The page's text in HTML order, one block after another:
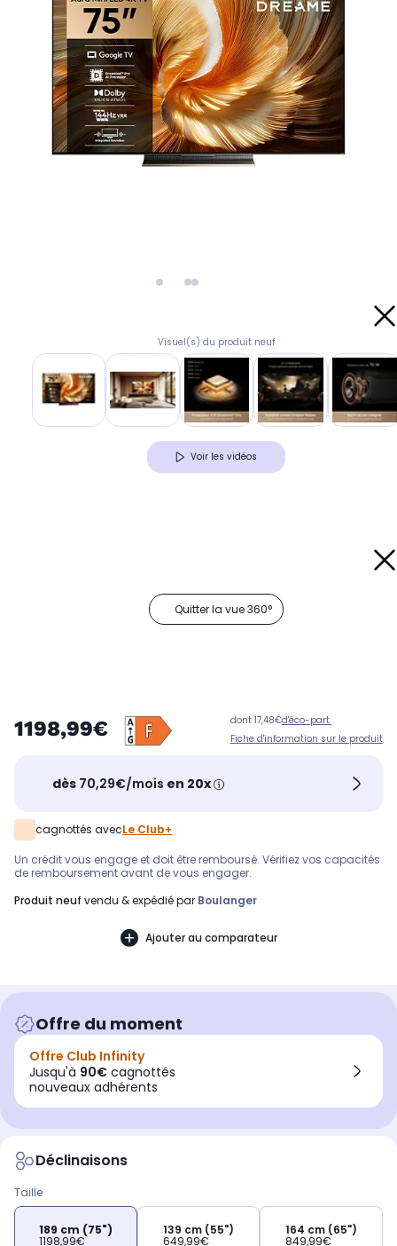
Visuel(s) du produit neuf
Voir les vidéos
Quitter la vue 360°
1198,99€ dont 17,48€d'éco-part.
Fiche d'information sur le produit
dès 70,29€/mois en 20x
cagnottés avecLe Club+
Un crédit vous engage et doit être remboursé. Vérifiez vos capacités
de remboursement avant de vous engager.
produit neuf vendu & expédié par Boulanger
Ajouter au comparateur
Offre du moment
Offre Club Infinity
Jusqu'à 90€ cagnottés
nouveaux adhérents
Déclinaisons
Taille
189 cm (75")
1198,99€
139 cm (55")
649,99€
164 cm (65")
849,99€